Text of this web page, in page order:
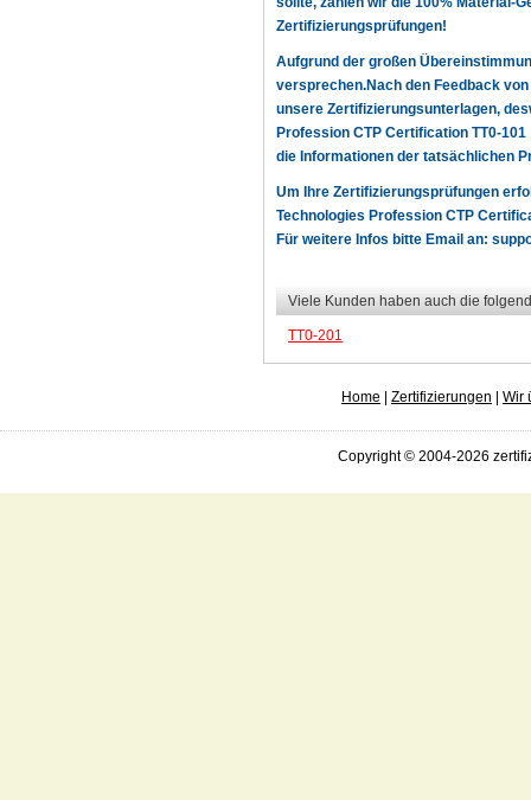
Zertifizierungsprüfungen!
Aufgrund der großen
versprechen.Nach den Feedback
unsere Zertifizierungsunterlagen,
Profession CTP Certification TT0-
die Informationen der tatsächlichen
Um Ihre Zertifizierungsprüfungen
Technologies Profession CTP
Für weitere Infos bitte Email an:
Viele Kunden haben auch die
TT0-201
Home Zertifizierungen Wir
Copyright © 2004-2026